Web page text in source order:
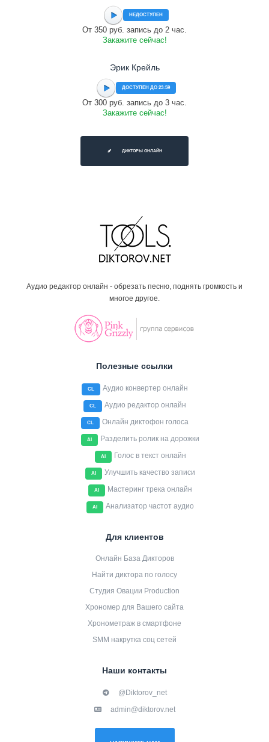
НЕДОСТУПЕН
От 350 руб. запись до 2 час.
Закажите сейчас!
Эрик Крейль
ДОСТУПЕН ДО 23:59
От 300 руб. запись до 3 час.
Закажите сейчас!
ДИКТОРЫ ОНЛАЙН
Аудио редактор онлайн - обрезать песню, поднять громкость и
многое другое.
Полезные ссылки
CL Аудио конвертер онлайн
CL Аудио редактор онлайн
CL Онлайн диктофон голоса
AI Разделить ролик на дорожки
AI Голос в текст онлайн
AI Улучшить качество записи
AI Мастеринг трека онлайн
AI Анализатор частот аудио
Для клиентов
Онлайн База Дикторов
Найти диктора по голосу
Студия Овации Production
Хрономер для Вашего сайта
Хронометраж в смартфоне
SMM накрутка соц сетей
Наши контакты
@Diktorov_net
admin@diktorov.net